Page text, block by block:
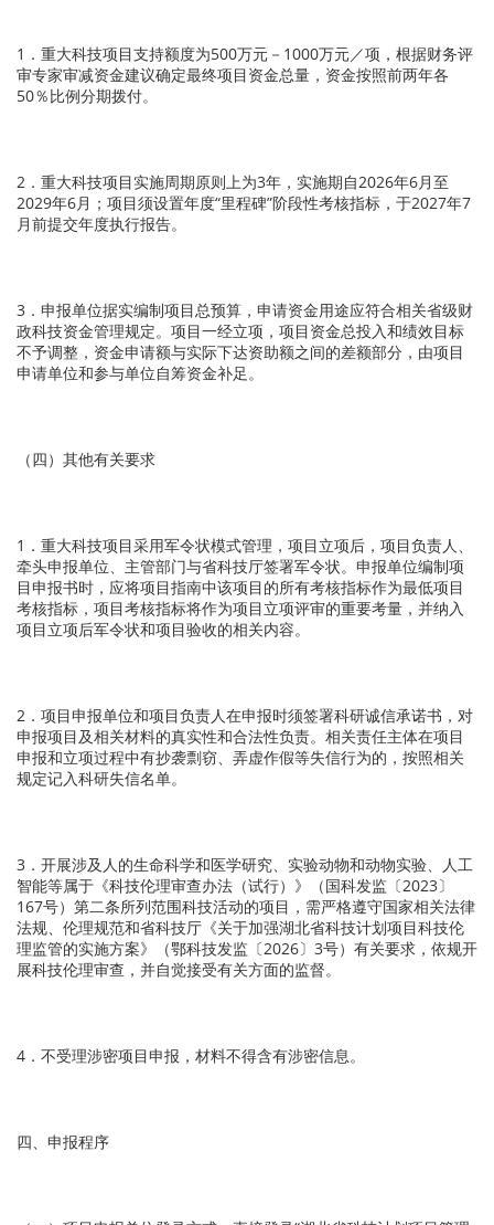
1．重大科技项目支持额度为500万元－1000万元／项，根据财务评
审专家审减资金建议确定最终项目资金总量，资金按照前两年各
50％比例分期拨付。
2．重大科技项目实施周期原则上为3年，实施期自2026年6月至
2029年6月；项目须设置年度“里程碑”阶段性考核指标，于2027年7
月前提交年度执行报告。
3．申报单位据实编制项目总预算，申请资金用途应符合相关省级财
政科技资金管理规定。项目一经立项，项目资金总投入和绩效目标
不予调整，资金申请额与实际下达资助额之间的差额部分，由项目
申请单位和参与单位自筹资金补足。
（四）其他有关要求
1．重大科技项目采用军令状模式管理，项目立项后，项目负责人、
牵头申报单位、主管部门与省科技厅签署军令状。申报单位编制项
目申报书时，应将项目指南中该项目的所有考核指标作为最低项目
考核指标，项目考核指标将作为项目立项评审的重要考量，并纳入
项目立项后军令状和项目验收的相关内容。
2．项目申报单位和项目负责人在申报时须签署科研诚信承诺书，对
申报项目及相关材料的真实性和合法性负责。相关责任主体在项目
申报和立项过程中有抄袭剽窃、弄虚作假等失信行为的，按照相关
规定记入科研失信名单。
3．开展涉及人的生命科学和医学研究、实验动物和动物实验、人工
智能等属于《科技伦理审查办法（试行）》（国科发监〔2023〕
167号）第二条所列范围科技活动的项目，需严格遵守国家相关法律
法规、伦理规范和省科技厅《关于加强湖北省科技计划项目科技伦
理监管的实施方案》（鄂科技发监〔2026〕3号）有关要求，依规开
展科技伦理审查，并自觉接受有关方面的监督。
4．不受理涉密项目申报，材料不得含有涉密信息。
四、申报程序